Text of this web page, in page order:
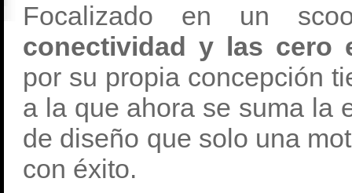
Focalizado en un
conectividad y las cero
por su propia concepción
a la que ahora se suma la
de diseño que solo una
con éxito.